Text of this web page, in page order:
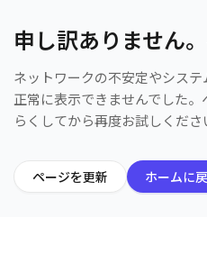
申し訳ありません
ネットワークの不安定やシス
正常に表示できませんでした
らくしてから再度お試しくださ
ページを更新 ホームに